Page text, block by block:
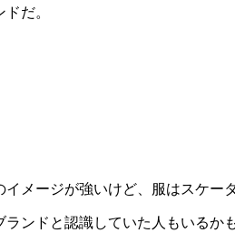
だ。
メージが強いけど、服はスケー
ンドと認識していた人もいるか